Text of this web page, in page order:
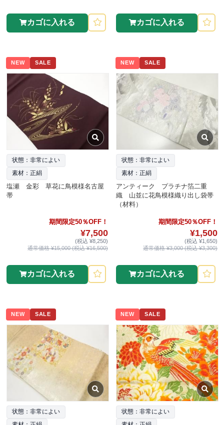
カゴに入れる カゴに入れる
NEW SALE
状態：非常によい
素材：正絹
塩瀬 金彩 草花に鳥模様名古屋
帯
期間限定50％OFF！
¥7,500
(税込 ¥8,250)
通常価格 ¥15,000 (税込 ¥16,500)
カゴに入れる
NEW SALE
状態：非常によい
素材：正絹
アンティーク プラチナ箔二重
織 山並に花鳥模様織り出し袋帯
（材料）
期間限定50％OFF！
¥1,500
(税込 ¥1,650)
通常価格 ¥3,000 (税込 ¥3,300)
カゴに入れる
NEW SALE
状態：非常によい
NEW SALE
状態：非常によい